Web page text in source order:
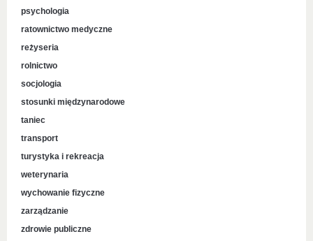
psychologia
ratownictwo medyczne
reżyseria
rolnictwo
socjologia
stosunki międzynarodowe
taniec
transport
turystyka i rekreacja
weterynaria
wychowanie fizyczne
zarządzanie
zdrowie publiczne